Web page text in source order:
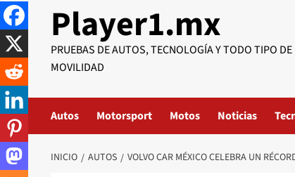
Player1.mx
PRUEBAS DE AUTOS, TECNOLOGÍA Y TODO TIPO DE
MOVILIDAD
Autos Motorsport Motos Noticias
INICIO AUTOS VOLVO CAR MÉXICO CELEBRA UN